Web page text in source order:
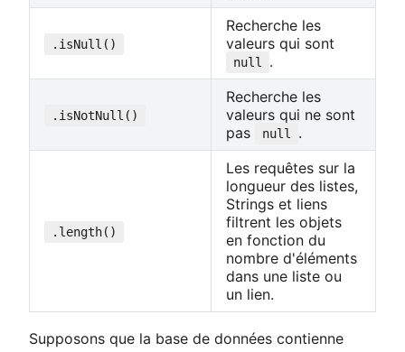
.isNull()
Recherche les
valeurs qui sont
null .
.isNotNull()
Recherche les
valeurs qui ne sont
pas
null .
.length()
Les requêtes sur la
longueur des listes,
Strings et liens
filtrent les objets
en fonction du
nombre d'éléments
dans une liste ou
un lien.
Supposons que la base de données contienne